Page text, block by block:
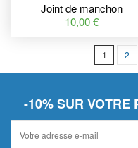
Joint de manchon
TECNIUM 45.3X50X35MM
10,00 €
1 2
-10% SUR VOTRE